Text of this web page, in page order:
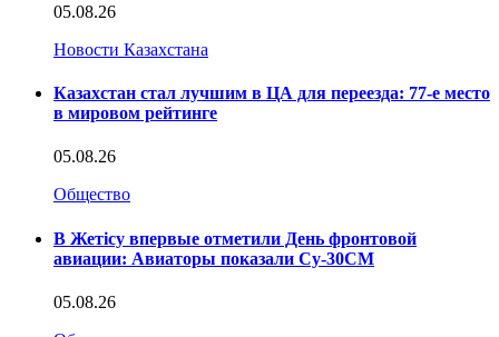
05.08.26
Новости Казахстана
Казахстан стал лучшим в ЦА для переезда: 77-е место
в мировом рейтинге
05.08.26
Общество
В Жетісу впервые отметили День фронтовой
авиации: Авиаторы показали Су-30СМ
05.08.26